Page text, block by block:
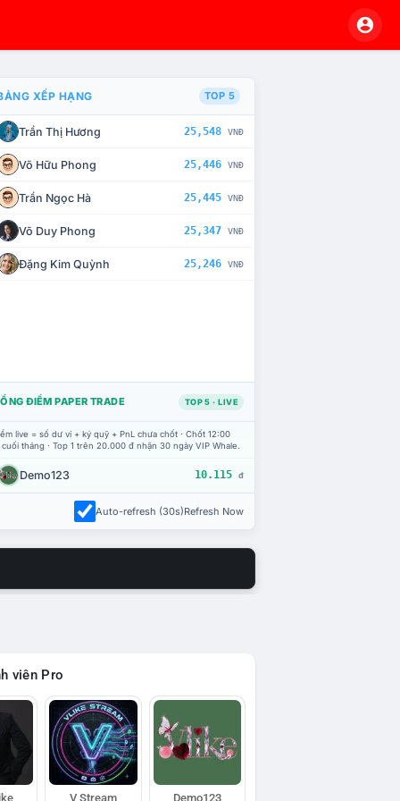
CHẾ TÀI XỬ LÝ VI PHẠM
XẾP HẠNG TOP 5
Trần Thị Hương 25,548 VNĐ
Võ Hữu Phong 25,446 VNĐ
Trần Ngọc Hà 25,445 VNĐ
Võ Duy Phong 25,347 VNĐ
Đặng Kim Quỳnh 25,246 VNĐ
ĐIỂM PAPER TRADE TOP 5 · LIVE
live = số dư ví + ký quỹ + PnL chưa chốt · Chốt 12:00
tháng · Top 1 trên 20.000 đ nhận 30 ngày VIP Whale.
Demo123 10.115 đ
Auto-refresh (30s)Refresh Now
viên Pro
V Stream Demo123